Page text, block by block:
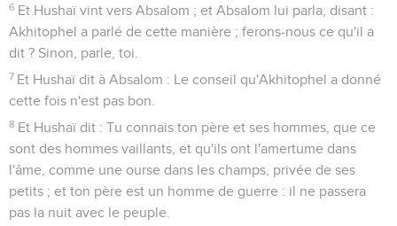
6 Et Hushaï vint vers Absalom ; et Absalom lui parla, disant :
Akhitophel a parlé de cette manière ; ferons-nous ce qu'il a
dit ? Sinon, parle, toi.
7 Et Hushaï dit à Absalom : Le conseil qu'Akhitophel a donné
cette fois n'est pas bon.
8 Et Hushaï dit : Tu connais ton père et ses hommes, que ce
sont des hommes vaillants, et qu'ils ont l'amertume dans
l'âme, comme une ourse dans les champs, privée de ses
petits ; et ton père est un homme de guerre : il ne passera
pas la nuit avec le peuple.